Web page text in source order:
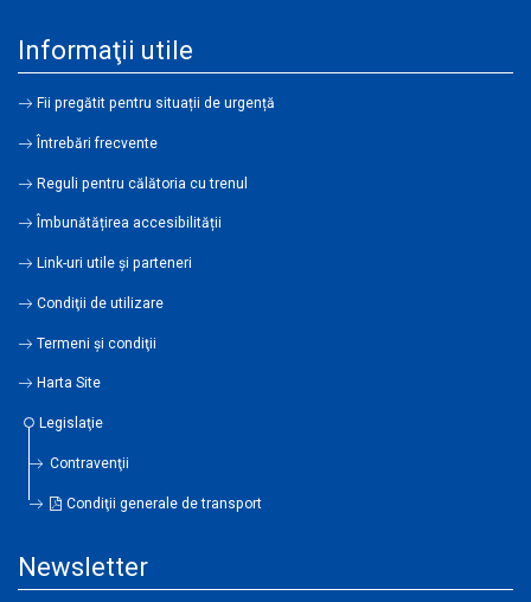
Informaţii utile
Fii pregătit pentru situații de urgență
Întrebări frecvente
Reguli pentru călătoria cu trenul
Îmbunătățirea accesibilității
Link-uri utile şi parteneri
Condiţii de utilizare
Termeni şi condiţii
Harta Site
Legislaţie
Contravenţii
Condiţii generale de transport
Newsletter